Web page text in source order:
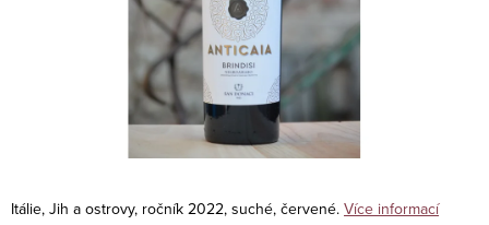
Itálie, Jih a ostrovy, ročník 2022, suché, červené. Více informací